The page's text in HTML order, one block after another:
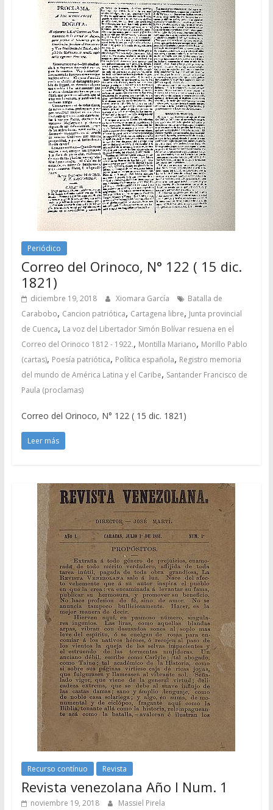
Periódico
Correo del Orinoco, N° 122 ( 15 dic.
1821)
diciembre 19, 2018 Xiomara García
Batalla de
Carabobo, Cancion patriótica, Cartagena libre, Junta provincial
de Cuenca, La voz del Libertador Simón Bolívar resuena en el
Correo del Orinoco 1812 - 1922., Montilla Mariano, Morillo Pablo
(cartas), Poesía patriótica, Política española, Registro memoria
del mundo de América Latina y el Caribe, Santander Francisco de
Paula (proclamas)
Correo del Orinoco, N° 122 ( 15 dic. 1821)
Leer más
Recurso contínuo Revista
Revista venezolana Año I Num. 1
noviembre 19, 2018 Massiel Pirela